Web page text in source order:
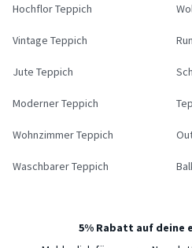
Hochflor Teppich
Vintage Teppich
Jute Teppich
Moderner Teppich
Wohnzimmer Teppich
Waschbarer Teppich
5% Rabatt auf deine